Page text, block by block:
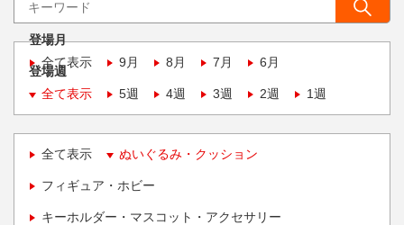
登場月
全て表示
9月 8月 7月 6月
登場週
全て表示
5週 4週 3週 2週 1週
全て表示 ぬいぐるみ・クッション
フィギュア・ホビー
キーホルダー・マスコット・アクセサリー